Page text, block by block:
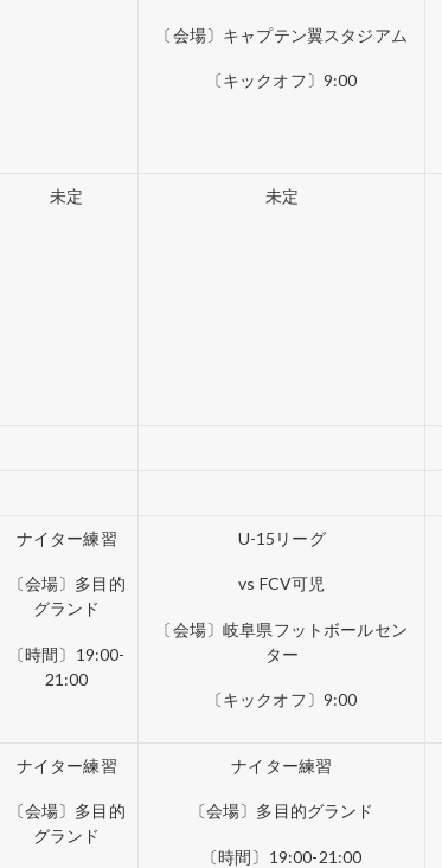
〔会場〕キャプテン翼スタジアム
〔キックオフ〕9:00
未定 未定
ナイター練習
〔会場〕多目的
グランド
〔時間〕19:00-
21:00
U-15リーグ
vs FCV可児
〔会場〕岐阜県フットボールセン
ター
〔キックオフ〕9:00
ナイター練習
〔会場〕多目的
グランド
ナイター練習
〔会場〕多目的グランド
〔時間〕19:00-21:00